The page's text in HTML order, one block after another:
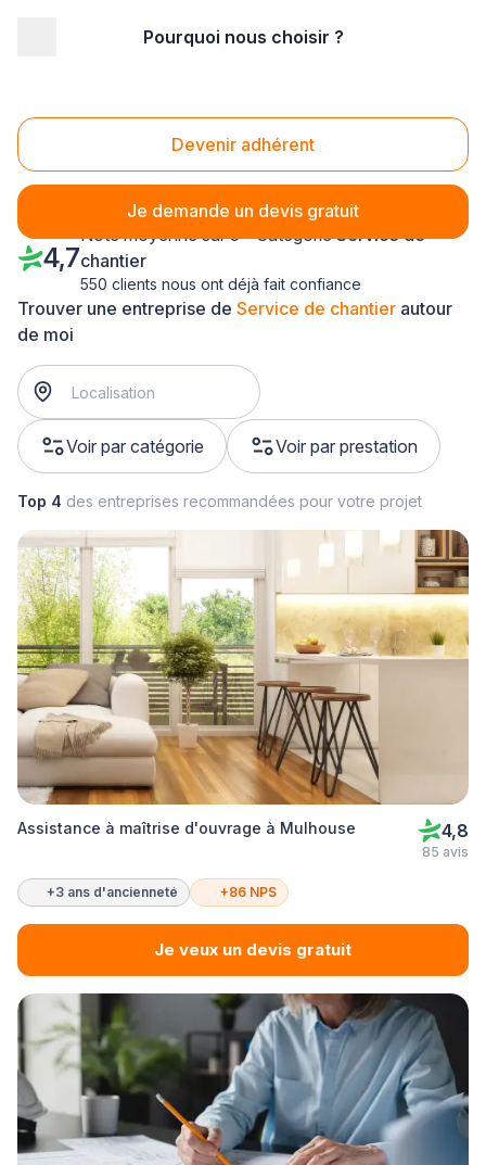
Pourquoi nous choisir ?
Devenir adhérent
Je demande un devis gratuit
Service de chantier Alsace
Trouver une entreprise de Service de chantier autour
de moi
Voir par catégorie Voir par prestation
4,7
Note moyenne sur 5 - CatégorieService de
chantier
550 clients nous ont déjà fait confiance
Top 4 des entreprises recommandées pour votre projet
Assistance à maîtrise d'ouvrage à Mulhouse 4,8
85 avis
+3 ans d'ancienneté +86 NPS
Je veux un devis gratuit